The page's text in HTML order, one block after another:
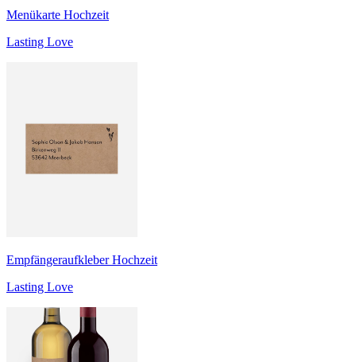
Menükarte Hochzeit
Lasting Love
Empfängeraufkleber Hochzeit
Lasting Love